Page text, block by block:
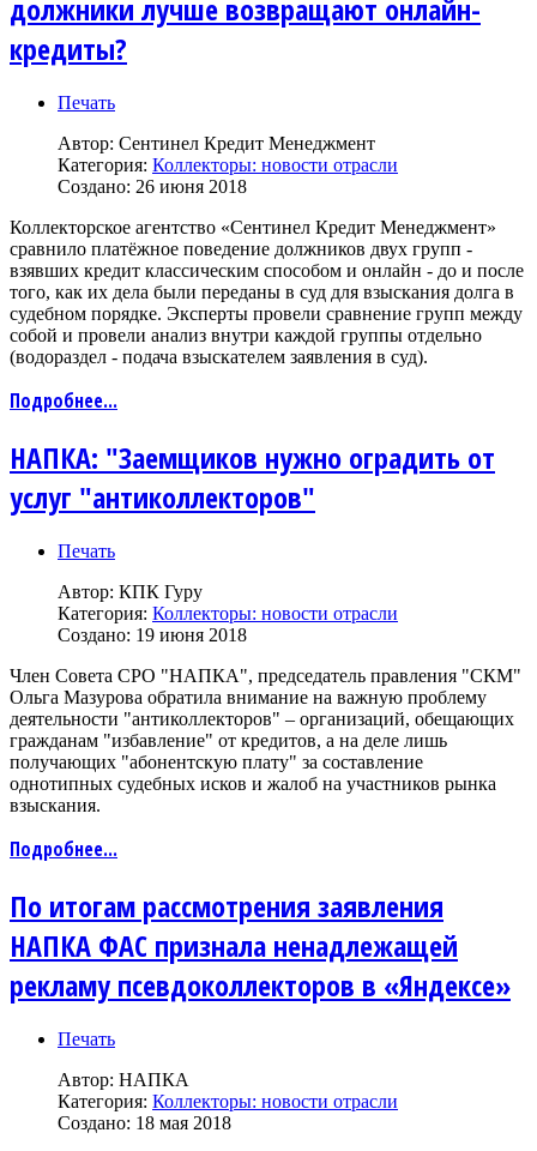
должники лучше возвращают онлайн-
кредиты?
Печать
Автор: Сентинел Кредит Менеджмент
Категория: Коллекторы: новости отрасли
Создано: 26 июня 2018
Коллекторское агентство «Сентинел Кредит Менеджмент»
сравнило платёжное поведение должников двух групп -
взявших кредит классическим способом и онлайн - до и после
того, как их дела были переданы в суд для взыскания долга в
судебном порядке. Эксперты провели сравнение групп между
собой и провели анализ внутри каждой группы отдельно
(водораздел - подача взыскателем заявления в суд).
Подробнее...
НАПКА: "Заемщиков нужно оградить от
услуг "антиколлекторов"
Печать
Автор: КПК Гуру
Категория: Коллекторы: новости отрасли
Создано: 19 июня 2018
Член Совета СРО "НАПКА", председатель правления "СКМ"
Ольга Мазурова обратила внимание на важную проблему
деятельности "антиколлекторов" – организаций, обещающих
гражданам "избавление" от кредитов, а на деле лишь
получающих "абонентскую плату" за составление
однотипных судебных исков и жалоб на участников рынка
взыскания.
Подробнее...
По итогам рассмотрения заявления
НАПКА ФАС признала ненадлежащей
рекламу псевдоколлекторов в «Яндексе»
Печать
Автор: НАПКА
Категория: Коллекторы: новости отрасли
Создано: 18 мая 2018